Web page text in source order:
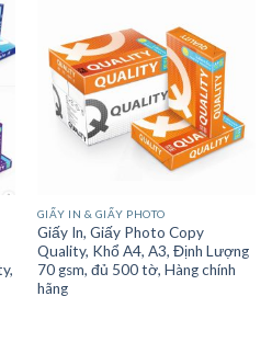
GIẤY IN & GIẤY PHOTO
Giấy In, Giấy Photo Copy
Quality, Khổ A4, A3, Định Lượng
70 gsm, đủ 500 tờ, Hàng chính
hãng